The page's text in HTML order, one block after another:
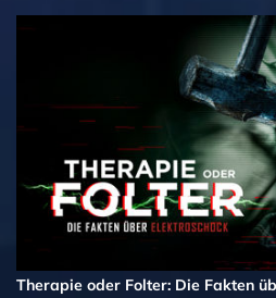
Therapie oder Folter: Die Fakten